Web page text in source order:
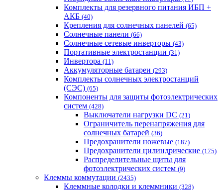
Комплекты для резервного питания ИБП +
АКБ (40)
Крепления для солнечных панелей (65)
Солнечные панели (66)
Солнечные сетевые инверторы (43)
Портативные электростанции (31)
Инвертора (11)
Аккумуляторные батареи (293)
Комплекты солнечных электростанций
(СЭС) (65)
Компоненты для защиты фотоэлектрических
систем (428)
Выключатели нагрузки DC (21)
Ограничитель перенапряжения для
солнечных батарей (36)
Предохранители ножевые (187)
Предохранители цилиндрические (175)
Распределительные щиты для
фотоэлектрических систем (9)
Клеммы коммутации (2435)
Клеммные колодки и клеммники (328)